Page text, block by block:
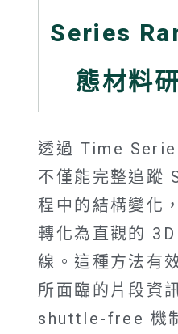
Series
態材料
透過 Time
不僅能完整追蹤
程中的結構變化
轉化為直觀的 3D
線。這種方法有
所面臨的片段資
shuttle-free 機